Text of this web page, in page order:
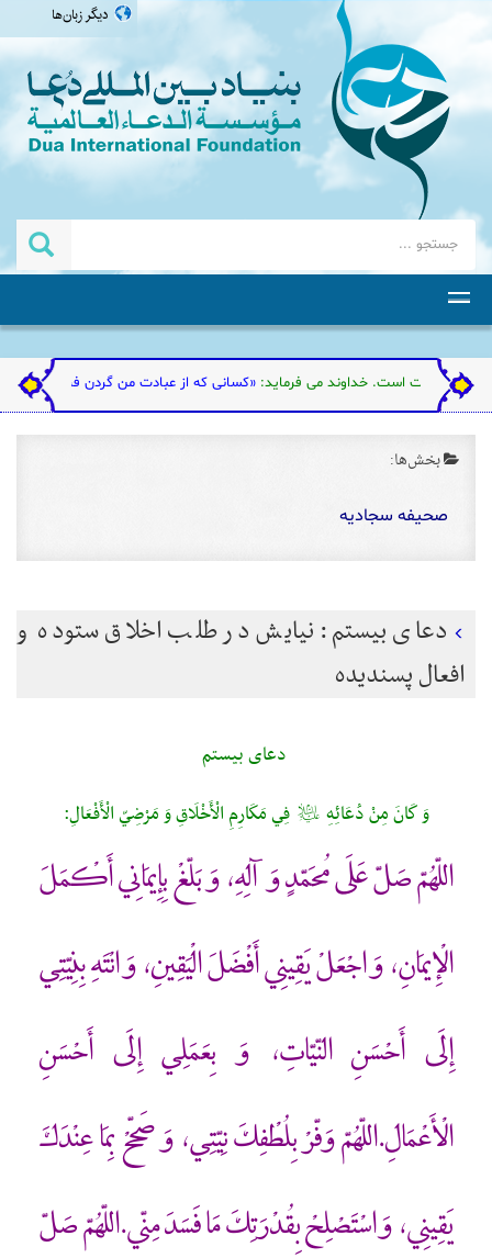
دیگر زبان‌ها
العربية
english
اردو
است. خداوند می فرماید:«کسانی که از عبادت من گردن فرازی کنند؛ به زودی با
بخش‌ها:
صحیفه سجادیه
دعای بیستم: نیایش در طلب اخلاق ستوده و
افعال پسندیده
دعای بیستم
وَ كَانَ مِنْ دُعَائِهِعليه‌السلامفِي مَكَارِمِ الْأَخْلَاقِ وَ مَرْضِيّ الْأَفْعَالِ:
اللّهُمّ صَلّ عَلَى مُحَمّدٍ وَ آلِهِ، وَ بَلّغْ بِإِيمَانِي أَكْمَلَ
الْإِيمَانِ، وَ اجْعَلْ يَقِينِي أَفْضَلَ الْيَقِينِ، وَ انْتَهِ بِنِيّتِي
إِلَى أَحْسَنِ النّيّاتِ، وَ بِعَمَلِي إِلَى أَحْسَنِ
الْأَعْمَالِ.اللّهُمّ وَفّرْ بِلُطْفِكَ نِيّتِي، وَ صَحّحْ بِمَا عِنْدَكَ
يَقِينِي، وَ اسْتَصْلِحْ بِقُدْرَتِكَ مَا فَسَدَ مِنّي.اللّهُمّ صَلّ